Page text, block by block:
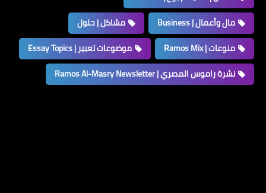
مال وأعمال | Business
مشاكل | حلول
منوعات | Ramos Mix
موضوعات تعبير | Essay Topics
نشرة راموس المصري | Ramos Al-Masry Newsletter